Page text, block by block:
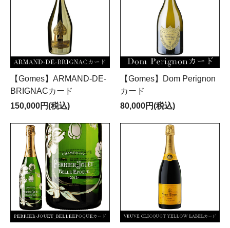
【Gomes】ARMAND-DE-
BRIGNACカード
150,000円(税込)
【Gomes】Dom Perignon
カード
80,000円(税込)